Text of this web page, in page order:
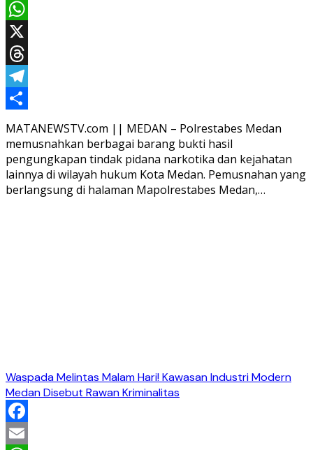
Email
WhatsApp
X
Threads
Telegram
Share
MATANEWSTV.com || MEDAN – Polrestabes Medan
memusnahkan berbagai barang bukti hasil
pengungkapan tindak pidana narkotika dan kejahatan
lainnya di wilayah hukum Kota Medan. Pemusnahan yang
berlangsung di halaman Mapolrestabes Medan,…
Waspada Melintas Malam Hari! Kawasan Industri Modern
Medan Disebut Rawan Kriminalitas
Facebook